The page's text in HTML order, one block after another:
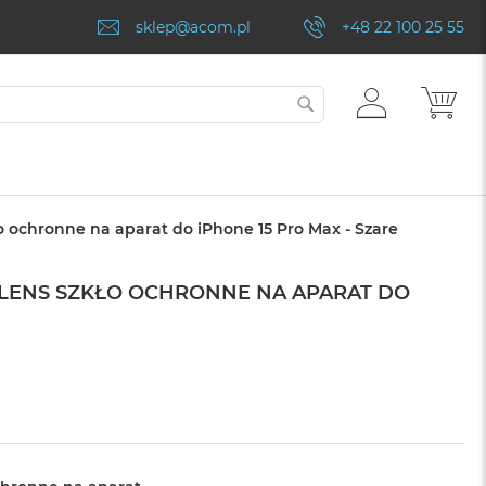
sklep@acom.pl +48 22 100 25 55
ZALOGUJ
SIĘ
SZUKAJ
ochronne na aparat do iPhone 15 Pro Max - Szare
SZKŁO OCHRONNE NA APARAT DO